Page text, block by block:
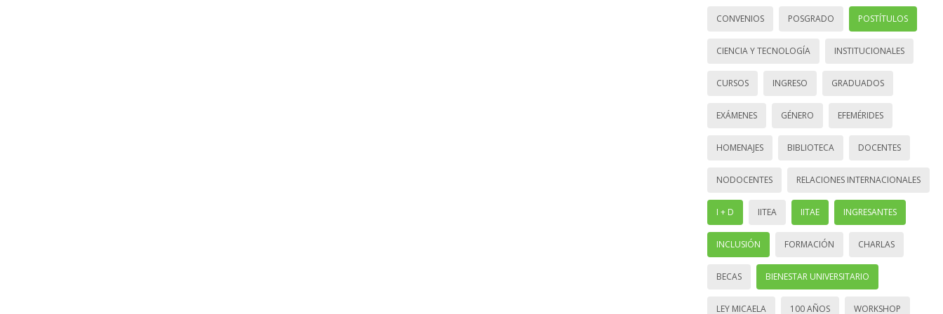
CONVENIOS POSGRADO POSTÍTULOS
CIENCIA Y TECNOLOGÍA INSTITUCIONALES
CURSOS INGRESO GRADUADOS
EXÁMENES GÉNERO EFEMÉRIDES
HOMENAJES BIBLIOTECA DOCENTES
NODOCENTES RELACIONES INTERNACIONALES
I + D IITEA IITAE INGRESANTES
INCLUSIÓN FORMACIÓN CHARLAS
BECAS BIENESTAR UNIVERSITARIO
LEY MICAELA 100 AÑOS WORKSHOP